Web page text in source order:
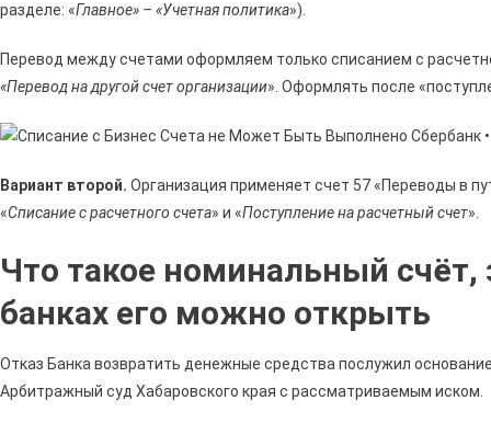
разделе: «Главное» – «Учетная политика»).
Перевод между счетами оформляем только списанием с
«Перевод на другой счет организации». Оформлять после
Вариант второй. Организация применяет счет 57 «Переводы в
«Списание с расчетного счета» и «Поступление на расчетный счет».
Что такое номинальный счёт,
банках его можно открыть
Отказ Банка возвратить денежные средства послужил
Арбитражный суд Хабаровского края с рассматриваемым иском.